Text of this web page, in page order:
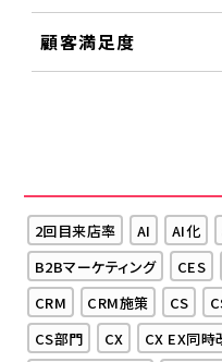
顧客満足度
2回目来店率 AI AI化
B2Bマーケティング
CES
CRM
CRM施策 CS
CS部門
CX CX EX同時